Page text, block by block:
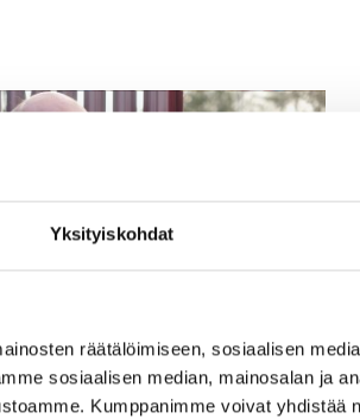
Yksityiskohdat
räätälöimiseen, sosiaalisen
sosiaalisen median, mainosalan ja
Kumppanimme voivat yhdistää